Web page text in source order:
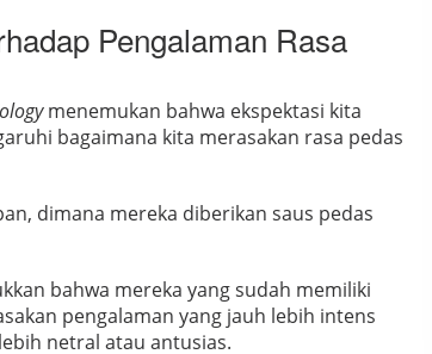
Pengalaman Rasa
menemukan bahwa ekspektasi kita
bagaimana kita merasakan rasa pedas
dimana mereka diberikan saus pedas
bahwa mereka yang sudah memiliki
pengalaman yang jauh lebih intens
netral atau antusias.